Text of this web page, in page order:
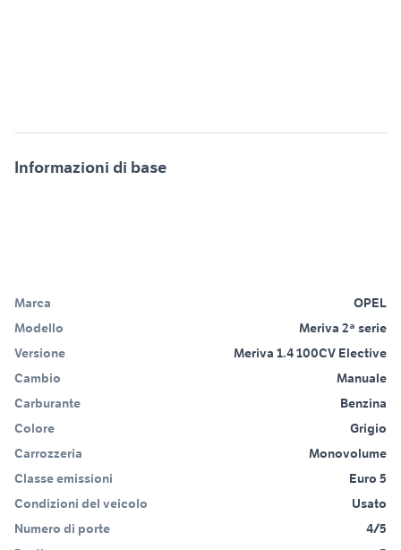
Informazioni di base
Marca
OPEL
Modello
Meriva 2ª serie
Versione
Meriva 1.4 100CV Elective
Cambio
Manuale
Carburante
Benzina
Colore
Grigio
Carrozzeria
Monovolume
Classe emissioni
Euro 5
Condizioni del veicolo
Usato
Numero di porte
4/5